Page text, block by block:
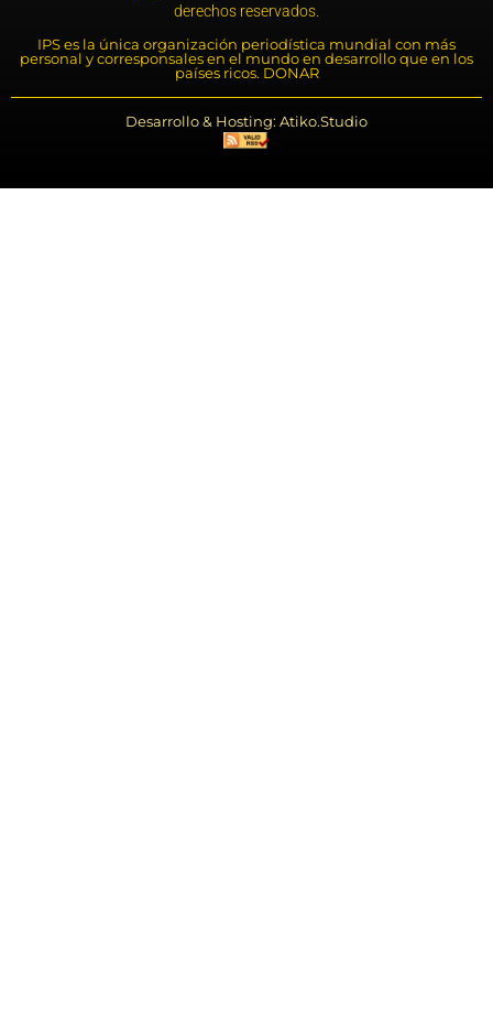
derechos reservados.
IPS es la única organización periodística mundial con más
personal y corresponsales en el mundo en desarrollo que en los
países ricos. DONAR
Desarrollo & Hosting: Atiko.Studio